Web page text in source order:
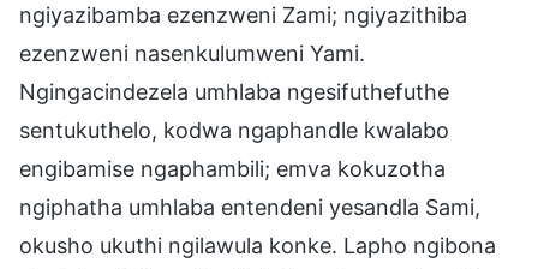
ngiyazibamba ezenzweni Zami; ngiyazithiba
ezenzweni nasenkulumweni Yami.
Ngingacindezela umhlaba ngesifuthefuthe
sentukuthelo, kodwa ngaphandle kwalabo
engibamise ngaphambili; emva kokuzotha
ngiphatha umhlaba entendeni yesandla Sami,
okusho ukuthi ngilawula konke. Lapho ngibona